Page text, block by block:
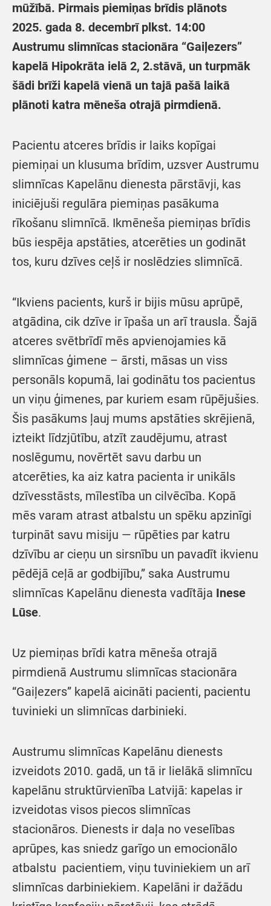
mūžībā. Pirmais piemiņas brīdis plānots
2025. gada 8. decembrī plkst. 14:00
Austrumu slimnīcas stacionāra “Gaiļezers”
kapelā Hipokrāta ielā 2, 2.stāvā, un turpmāk
šādi brīži kapelā vienā un tajā pašā laikā
plānoti katra mēneša otrajā pirmdienā.
Pacientu atceres brīdis ir laiks kopīgai
piemiņai un klusuma brīdim, uzsver Austrumu
slimnīcas Kapelānu dienesta pārstāvji, kas
iniciējuši regulāra piemiņas pasākuma
rīkošanu slimnīcā. Ikmēneša piemiņas brīdis
būs iespēja apstāties, atcerēties un godināt
tos, kuru dzīves ceļš ir noslēdzies slimnīcā.
“Ikviens pacients, kurš ir bijis mūsu aprūpē,
atgādina, cik dzīve ir īpaša un arī trausla. Šajā
atceres svētbrīdī mēs apvienojamies kā
slimnīcas ģimene – ārsti, māsas un viss
personāls kopumā, lai godinātu tos pacientus
un viņu ģimenes, par kuriem esam rūpējušies.
Šis pasākums ļauj mums apstāties skrējienā,
izteikt līdzjūtību, atzīt zaudējumu, atrast
noslēgumu, novērtēt savu darbu un
atcerēties, ka aiz katra pacienta ir unikāls
dzīvesstāsts, mīlestība un cilvēcība. Kopā
mēs varam atrast atbalstu un spēku apzinīgi
turpināt savu misiju — rūpēties par katru
dzīvību ar cieņu un sirsnību un pavadīt ikvienu
pēdējā ceļā ar godbijību,” saka Austrumu
slimnīcas Kapelānu dienesta vadītāja Inese
Lūse.
Uz piemiņas brīdi katra mēneša otrajā
pirmdienā Austrumu slimnīcas stacionāra
“Gaiļezers” kapelā aicināti pacienti, pacientu
tuvinieki un slimnīcas darbinieki.
Austrumu slimnīcas Kapelānu dienests
izveidots 2010. gadā, un tā ir lielākā slimnīcu
kapelānu struktūrvienība Latvijā: kapelas ir
izveidotas visos piecos slimnīcas
stacionāros. Dienests ir daļa no veselības
aprūpes, kas sniedz garīgo un emocionālo
atbalstu pacientiem, viņu tuviniekiem un arī
slimnīcas darbiniekiem. Kapelāni ir dažādu